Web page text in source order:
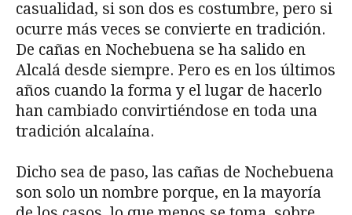
casualidad, si son dos es costumbre, pero si
ocurre más veces se convierte en tradición.
De cañas en Nochebuena se ha salido en
Alcalá desde siempre. Pero es en los últimos
años cuando la forma y el lugar de hacerlo
han cambiado convirtiéndose en toda una
tradición alcalaína.
Dicho sea de paso, las cañas de Nochebuena
son solo un nombre porque, en la mayoría